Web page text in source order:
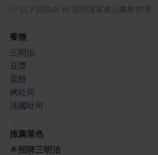
ⓘ 以下資訊由 AI 從部落客食記彙整整理
餐種
三明治
豆漿
蛋餅
烤吐司
法國吐司
推薦菜色
🌟招牌三明治